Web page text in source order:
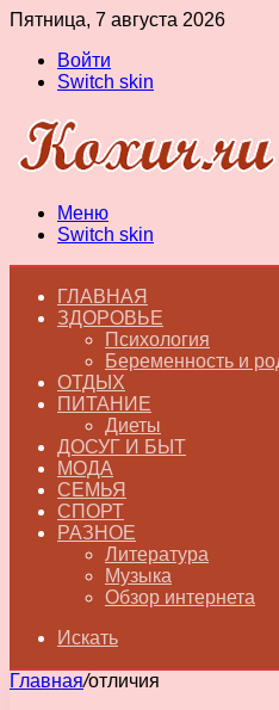
Пятница, 7 августа 2026
Войти
Switch skin
Меню
Switch skin
ГЛАВНАЯ
ЗДОРОВЬЕ
Психология
Беременность и
ОТДЫХ
ПИТАНИЕ
Диеты
ДОСУГ И БЫТ
МОДА
СЕМЬЯ
СПОРТ
РАЗНОЕ
Литература
Музыка
Обзор интернета
Искать
Главная/отличия